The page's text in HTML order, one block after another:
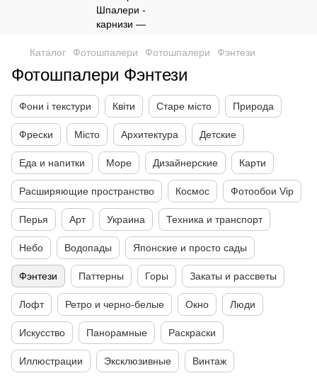
Каталог Фотошпалери Фотошпалери Фэнтези
Фотошпалери Фэнтези
Фони і текстури Квіти Старе місто Природа
Фрески Місто Архитектура Детские
Еда и напитки Море Дизайнерские Карти
Расширяющие пространство Космос Фотообои Vip
Перья Арт Украина Техника и транспорт
Небо Водопады Японские и просто сады
Фэнтези Паттерны Горы Закаты и рассветы
Лофт Ретро и черно-белые Окно Люди
Искусство Панорамные Раскраски
Иллюстрации Эксклюзивные Винтаж